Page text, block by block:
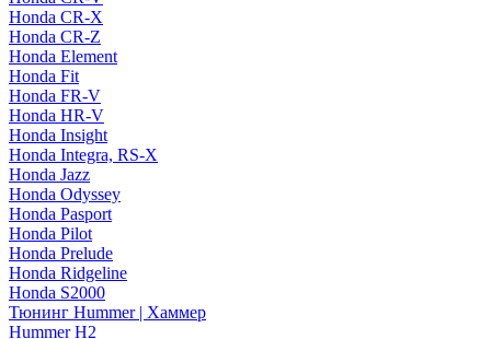
Honda CR-X
Honda CR-Z
Honda Element
Honda Fit
Honda FR-V
Honda HR-V
Honda Insight
Honda Integra, RS-X
Honda Jazz
Honda Odyssey
Honda Pasport
Honda Pilot
Honda Prelude
Honda Ridgeline
Honda S2000
Тюнинг Hummer | Хаммер
Hummer H2